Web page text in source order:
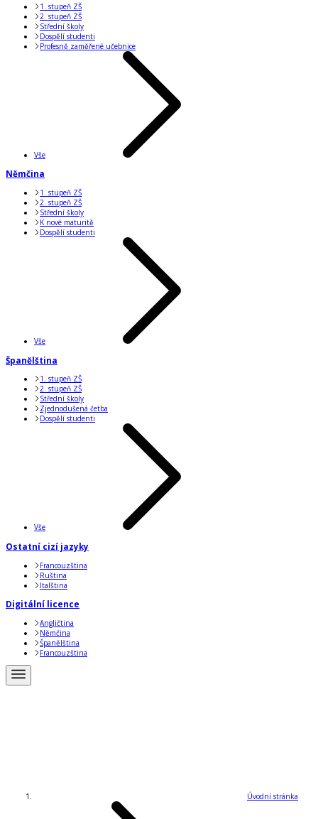
1. stupeň ZŠ
2. stupeň ZŠ
Střední školy
Dospělí studenti
Profesně zaměřené učebnice
Vše
Němčina
1. stupeň ZŠ
2. stupeň ZŠ
Střední školy
K nové maturitě
Dospělí studenti
Vše
Španělština
1. stupeň ZŠ
2. stupeň ZŠ
Střední školy
Zjednodušená četba
Dospělí studenti
Vše
Ostatní cizí jazyky
Francouzština
Ruština
Italština
Digitální licence
Angličtina
Němčina
Španělština
Francouzština
Úvodní stránka